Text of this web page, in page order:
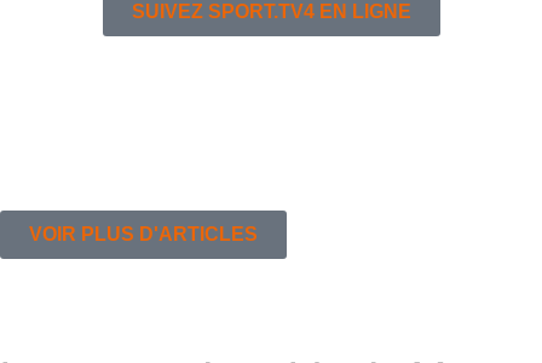
SUIVEZ SPORT.TV4 EN LIGNE
VOIR PLUS D'ARTICLES